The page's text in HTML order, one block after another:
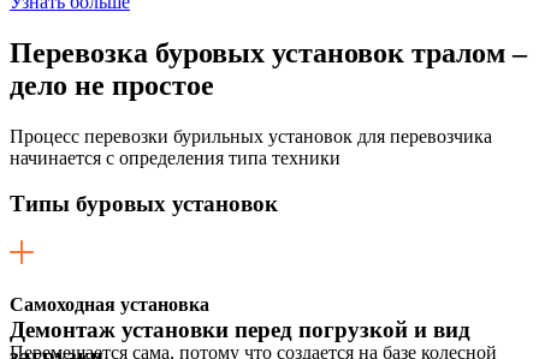
Перевозка буровых установок тралом –
дело не простое
Процесс перевозки бурильных установок для перевозчика
начинается с определения типа техники
Типы буровых установок
Самоходная установка
Перемещается сама, потому что создается на базе колесной
Демонтаж установки перед погрузкой и вид